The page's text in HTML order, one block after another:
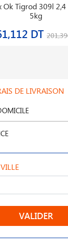
Ok Tigrod 309l
5kg
DT
DE LIVRAISON
VALIDER